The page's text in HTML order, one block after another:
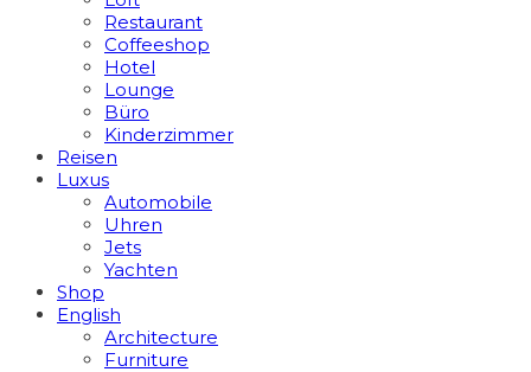
Restaurant
Coffeeshop
Hotel
Lounge
Büro
Kinderzimmer
Reisen
Luxus
Automobile
Uhren
Jets
Yachten
Shop
English
Architecture
Furniture